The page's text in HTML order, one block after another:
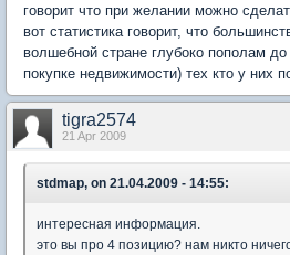
говорит что при желании можно
вот статистика говорит, что
волшебной стране глубоко пополам
покупке недвижимости) тех кто у них
tigra2574
21 Apr 2009
stdmap, on 21.04.2009 - 14:55:
интересная информация.
это вы про 4 позицию? нам никто